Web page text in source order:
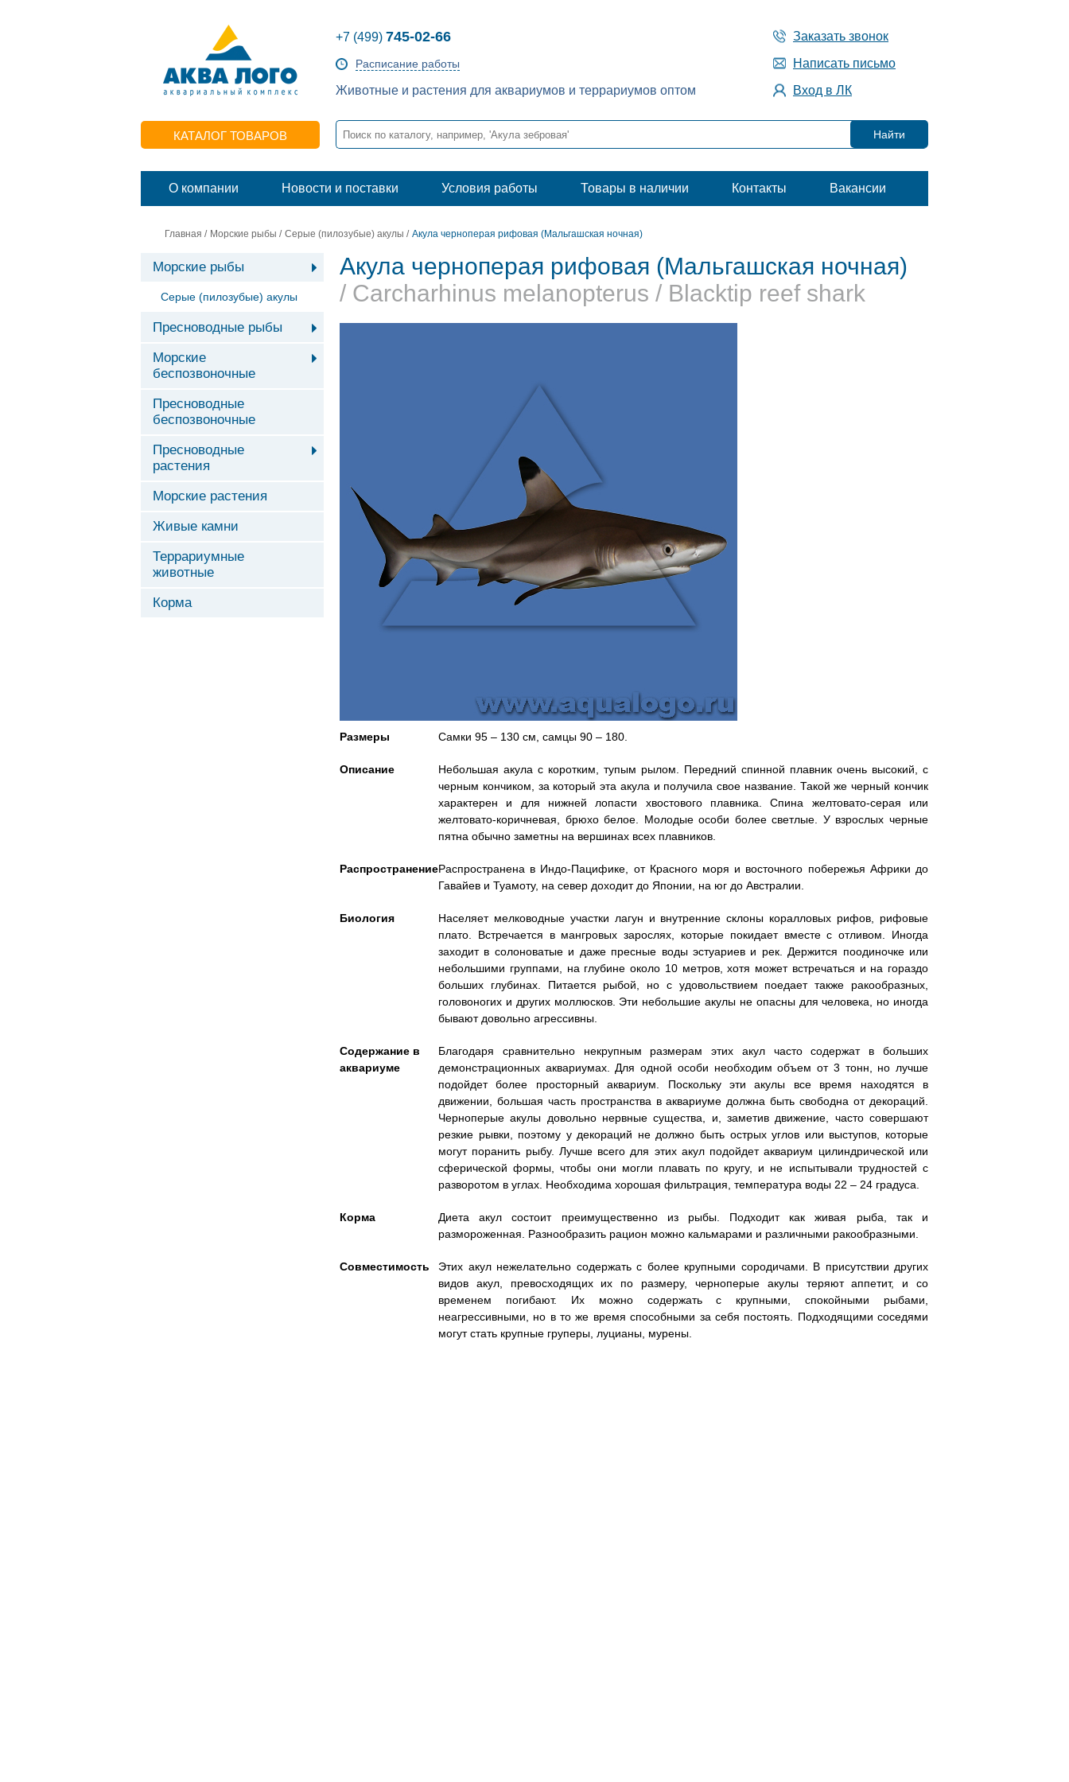
+7 (499) 745-02-66 Заказать звонок
Расписание работы
Написать письмо
Животные и растения для аквариумов и террариумов оптом
Вход в ЛК
КАТАЛОГ ТОВАРОВ
О компании Новости и поставки Условия работы Товары в наличии Контакты Вакансии
Главная / Морские рыбы / Серые (пилозубые) акулы / Акула черноперая рифовая (Мальгашская ночная)
Морские рыбы
Серые (пилозубые) акулы
Пресноводные рыбы
Морские
беспозвоночные
Пресноводные
беспозвоночные
Пресноводные
растения
Морские растения
Живые камни
Террариумные
животные
Корма
Акула черноперая рифовая (Мальгашская ночная)
/ Carcharhinus melanopterus / Blacktip reef shark
Размеры Самки 95 – 130 см, самцы 90 – 180.
Описание
Небольшая акула с коротким, тупым рылом. Передний спинной плавник очень высокий, с
черным кончиком, за который эта акула и получила свое название. Такой же черный кончик
характерен и для нижней лопасти хвостового плавника. Спина желтовато-серая или
желтовато-коричневая, брюхо белое. Молодые особи более светлые. У взрослых черные
пятна обычно заметны на вершинах всех плавников.
РаспространениеРаспространена в Индо-Пацифике, от Красного моря и восточного побережья Африки до
Гавайев и Туамоту, на север доходит до Японии, на юг до Австралии.
Биология
Населяет мелководные участки лагун и внутренние склоны коралловых рифов, рифовые
плато. Встречается в мангровых зарослях, которые покидает вместе с отливом. Иногда
заходит в солоноватые и даже пресные воды эстуариев и рек. Держится поодиночке или
небольшими группами, на глубине около 10 метров, хотя может встречаться и на гораздо
больших глубинах. Питается рыбой, но с удовольствием поедает также ракообразных,
головоногих и других моллюсков. Эти небольшие акулы не опасны для человека, но иногда
бывают довольно агрессивны.
Содержание в
аквариуме
Благодаря сравнительно некрупным размерам этих акул часто содержат в больших
демонстрационных аквариумах. Для одной особи необходим объем от 3 тонн, но лучше
подойдет более просторный аквариум. Поскольку эти акулы все время находятся в
движении, большая часть пространства в аквариуме должна быть свободна от декораций.
Черноперые акулы довольно нервные существа, и, заметив движение, часто совершают
резкие рывки, поэтому у декораций не должно быть острых углов или выступов, которые
могут поранить рыбу. Лучше всего для этих акул подойдет аквариум цилиндрической или
сферической формы, чтобы они могли плавать по кругу, и не испытывали трудностей с
разворотом в углах. Необходима хорошая фильтрация, температура воды 22 – 24 градуса.
Корма
Диета акул состоит преимущественно из рыбы. Подходит как живая рыба, так и
размороженная. Разнообразить рацион можно кальмарами и различными ракообразными.
Совместимость
Этих акул нежелательно содержать с более крупными сородичами. В присутствии других
видов акул, превосходящих их по размеру, черноперые акулы теряют аппетит, и со
временем погибают. Их можно содержать с крупными, спокойными рыбами,
неагрессивными, но в то же время способными за себя постоять. Подходящими соседями
могут стать крупные груперы, луцианы, мурены.